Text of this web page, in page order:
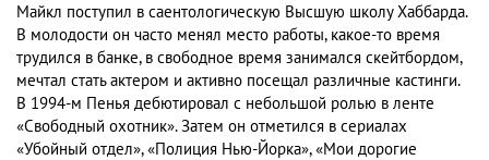
Майкл поступил в саентологическую Высшую школу Хаббарда.
В молодости он часто менял место работы, какое-то время
трудился в банке, в свободное время занимался скейтбордом,
мечтал стать актером и активно посещал различные кастинги.
В 1994-м Пенья дебютировал с небольшой ролью в ленте
«Свободный охотник». Затем он отметился в сериалах
«Убойный отдел», «Полиция Нью-Йорка», «Мои дорогие